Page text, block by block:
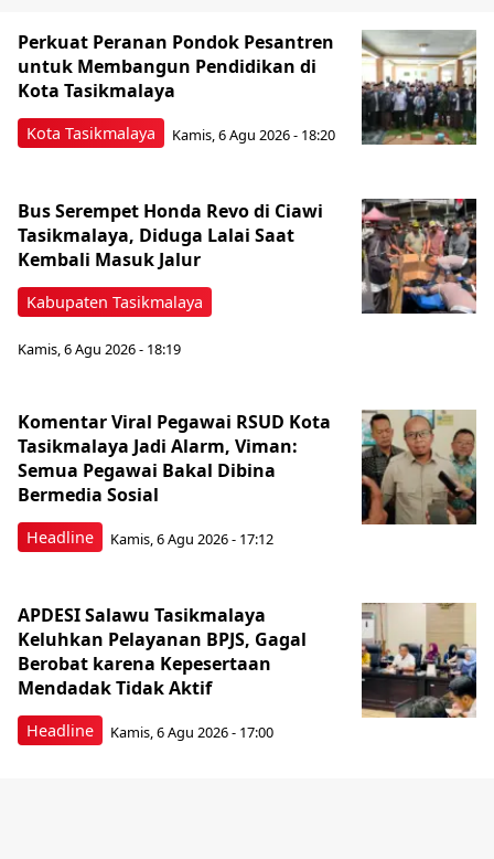
Kota Tasikmalaya
Perkuat Peranan Pondok Pesantren
untuk Membangun Pendidikan di
Kota Tasikmalaya ‎
Kamis, 6 Agu 2026 - 18:20
Kabupaten Tasikmalaya
Bus Serempet Honda Revo di Ciawi
Tasikmalaya, Diduga Lalai Saat
Kembali Masuk Jalur
Kamis, 6 Agu 2026 - 18:19
Headline
Komentar Viral Pegawai RSUD Kota
Tasikmalaya Jadi Alarm, Viman:
Semua Pegawai Bakal Dibina
Bermedia Sosial
Kamis, 6 Agu 2026 - 17:12
Headline
APDESI Salawu Tasikmalaya
Keluhkan Pelayanan BPJS, Gagal
Berobat karena Kepesertaan
Mendadak Tidak Aktif
Kamis, 6 Agu 2026 - 17:00